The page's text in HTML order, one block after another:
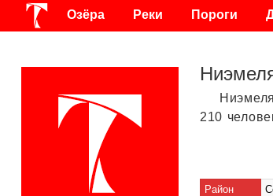
Озёра Реки Пороги
210
Район